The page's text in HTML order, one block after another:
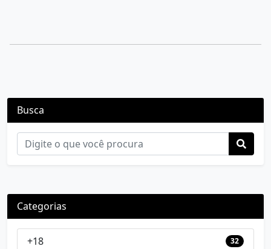
Busca
Categorias
+18 32